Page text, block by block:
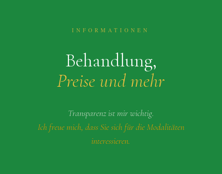
INFORMATIONEN
Behandlung,
Preise und mehr
Transparenz ist mir wichtig.
Ich freue mich, dass Sie sich für die Modalitäten
interessieren.